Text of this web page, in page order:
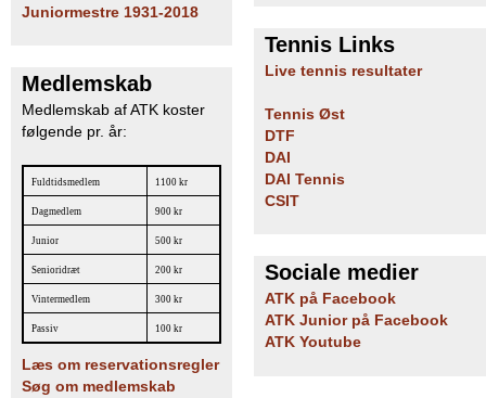
Juniormestre 1931-2018
Medlemskab
Medlemskab af ATK koster
følgende pr. år:
Fuldtidsmedlem 1100 kr
Dagmedlem 900 kr
Junior 500 kr
Senioridræt 200 kr
Vintermedlem 300 kr
Passiv 100 kr
Læs om reservationsregler
Søg om medlemskab
Tennis Links
Live tennis resultater
Tennis Øst
DTF
DAI
DAI Tennis
CSIT
Sociale medier
ATK på Facebook
ATK Junior på Facebook
ATK Youtube